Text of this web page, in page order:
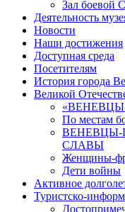
Зал боевой
Деятельность
Новости
Наши достижения
Доступная среда
Посетителям
История города
Великой
По местам
ВЕНЕВЦЫ-
СЛАВЫ
Женщины-
Дети войны
Активное
Туристско-